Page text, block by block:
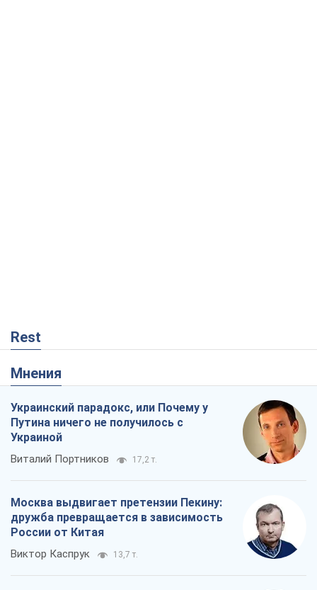
Rest
Мнения
Украинский парадокс, или Почему у
Путина ничего не получилось с
Украиной
Виталий Портников 17,2 т.
Москва выдвигает претензии Пекину:
дружба превращается в зависимость
России от Китая
Виктор Каспрук 13,7 т.